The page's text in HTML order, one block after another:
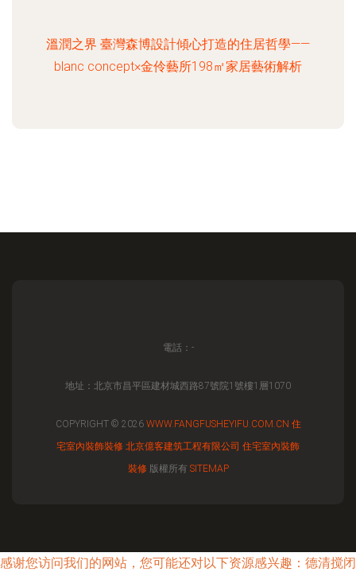
溫潤之界 臺灣森博設計傾心打造的住居哲學——
blanc concept×金伶藝所198㎡家居藝術解析
電話：-
地址：北京市昌平區建材城西路87號院1號樓1層1070
COPYRIGHT © 2026 WWW.FANGFUSHEYIFU.COM.CN 住
宅室內裝飾裝修 北京億客建筑工程有限公司 住宅室內裝飾
裝修版權所有 SITEMAP
感谢您访问我们的网站，您可能还对以下资源感兴趣：德清搅闭